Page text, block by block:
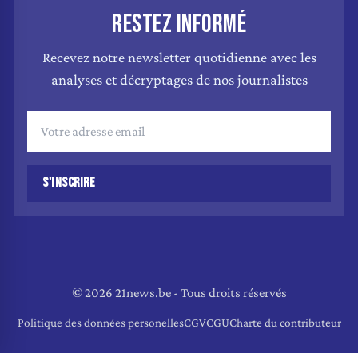
RESTEZ INFORMÉ
Recevez notre newsletter quotidienne avec les
analyses et décryptages de nos journalistes
S'INSCRIRE
© 2026 21news.be - Tous droits réservés
Politique des données personellesCGVCGUCharte du contributeur